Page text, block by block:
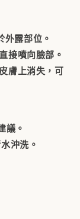
外露部位。
接噴向臉部。
膚上消失，可
議。
沖洗。